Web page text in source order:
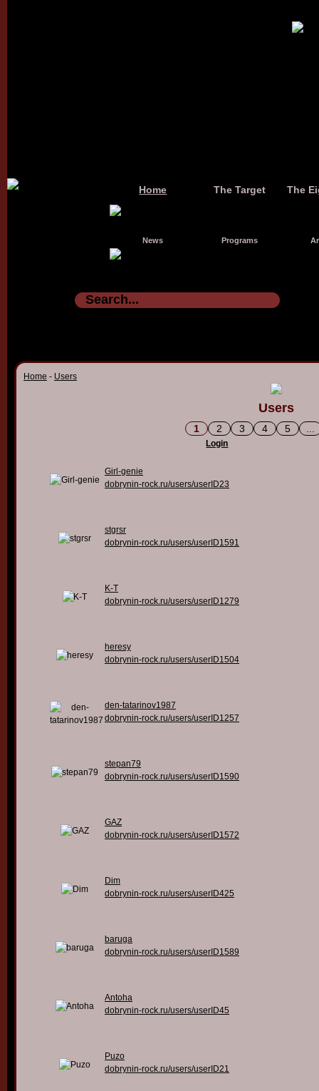
Home The Target The
News Programs
Home - Users
Users
1 2 3 4 5
Login
Girl-genie
dobrynin-rock.ru/users/userID23
stgrsr
dobrynin-rock.ru/users/userID1591
K-T
dobrynin-rock.ru/users/userID1279
heresy
dobrynin-rock.ru/users/userID1504
den-tatarinov1987
dobrynin-rock.ru/users/userID1257
stepan79
dobrynin-rock.ru/users/userID1590
GAZ
dobrynin-rock.ru/users/userID1572
Dim
dobrynin-rock.ru/users/userID425
baruga
dobrynin-rock.ru/users/userID1589
Antoha
dobrynin-rock.ru/users/userID45
Puzo
dobrynin-rock.ru/users/userID21